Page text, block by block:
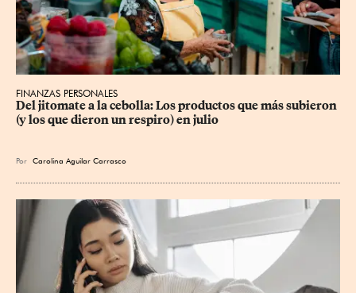
FINANZAS PERSONALES
Del jitomate a la cebolla: Los productos que más subieron
(y los que dieron un respiro) en julio
Por Carolina Aguilar Carrasco